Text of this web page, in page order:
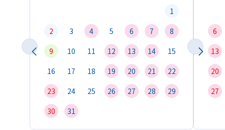
1
2
3 4 5 6 7
8
9
10 11 12 13 14
15
16
17 18 19 20 21
22
23
24 25 26 27 28
29
30
31
6
13
20
27